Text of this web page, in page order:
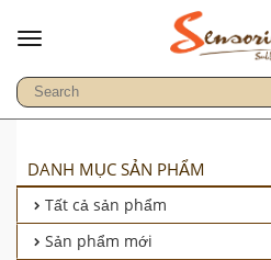
DANH MỤC SẢN PHẨM
Tất cả sản phẩm
Sản phẩm mới